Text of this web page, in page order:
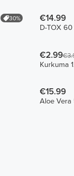
30% €14.99
D-TOX 60
€2.99
Kurkuma
€15.99
Aloe Vera